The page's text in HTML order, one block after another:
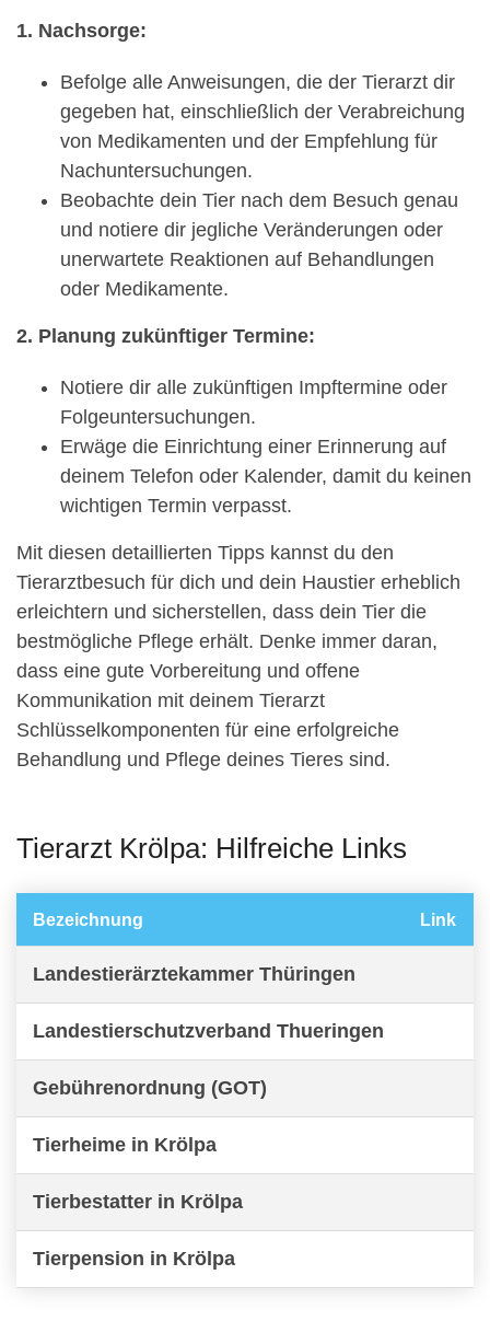
1. Nachsorge:
Befolge alle Anweisungen, die der Tierarzt dir
gegeben hat, einschließlich der Verabreichung
von Medikamenten und der Empfehlung für
Nachuntersuchungen.
Beobachte dein Tier nach dem Besuch genau
und notiere dir jegliche Veränderungen oder
unerwartete Reaktionen auf Behandlungen
oder Medikamente.
2. Planung zukünftiger Termine:
Notiere dir alle zukünftigen Impftermine oder
Folgeuntersuchungen.
Erwäge die Einrichtung einer Erinnerung auf
deinem Telefon oder Kalender, damit du keinen
wichtigen Termin verpasst.
Mit diesen detaillierten Tipps kannst du den
Tierarztbesuch für dich und dein Haustier erheblich
erleichtern und sicherstellen, dass dein Tier die
bestmögliche Pflege erhält. Denke immer daran,
dass eine gute Vorbereitung und offene
Kommunikation mit deinem Tierarzt
Schlüsselkomponenten für eine erfolgreiche
Behandlung und Pflege deines Tieres sind.
Tierarzt Krölpa: Hilfreiche Links
Bezeichnung Link
Landestierärztekammer Thüringen
Landestierschutzverband Thueringen
Gebührenordnung (GOT)
Tierheime in Krölpa
Tierbestatter in Krölpa
Tierpension in Krölpa